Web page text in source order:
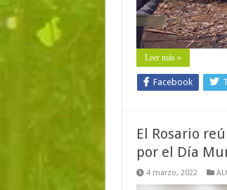
Leer más »
Facebook
El Rosario
por el Día
4 marzo, 2022